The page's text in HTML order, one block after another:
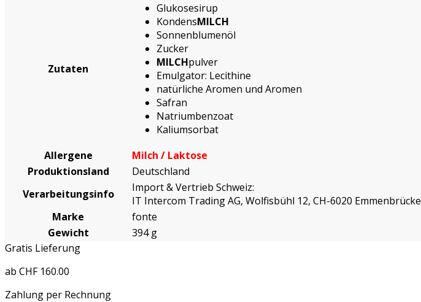
Zutaten
Glukosesirup
KondensMILCH
Sonnenblumenöl
Zucker
MILCHpulver
Emulgator: Lecithine
natürliche Aromen und Aromen
Safran
Natriumbenzoat
Kaliumsorbat
Allergene
Milch / Laktose
Produktionsland
Deutschland
Verarbeitungsinfo
Import & Vertrieb Schweiz:
IT Intercom Trading AG, Wolfisbühl 12, CH-6020 Emmenbrücke
Marke
fonte
Gewicht
394 g
Gratis Lieferung
ab CHF 160.00
Zahlung per Rechnung